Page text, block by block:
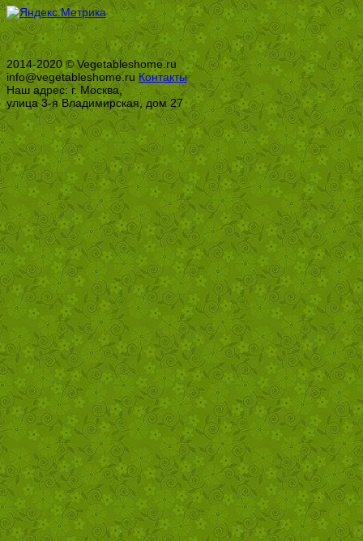
2014-2020 © Vegetableshome.ru
info@vegetableshome.ru Контакты
Наш адрес: г. Москва,
улица 3-я Владимирская, дом 27